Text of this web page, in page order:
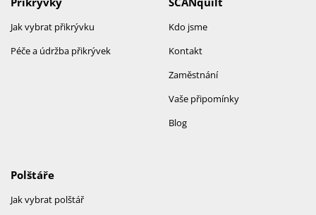
Kdo jsme
Kontakt
Zaměstnání
Vaše připomínky
Blog
Jak vybrat přikrývku
Péče a údržba přikrývek
Polštáře
Jak vybrat polštář